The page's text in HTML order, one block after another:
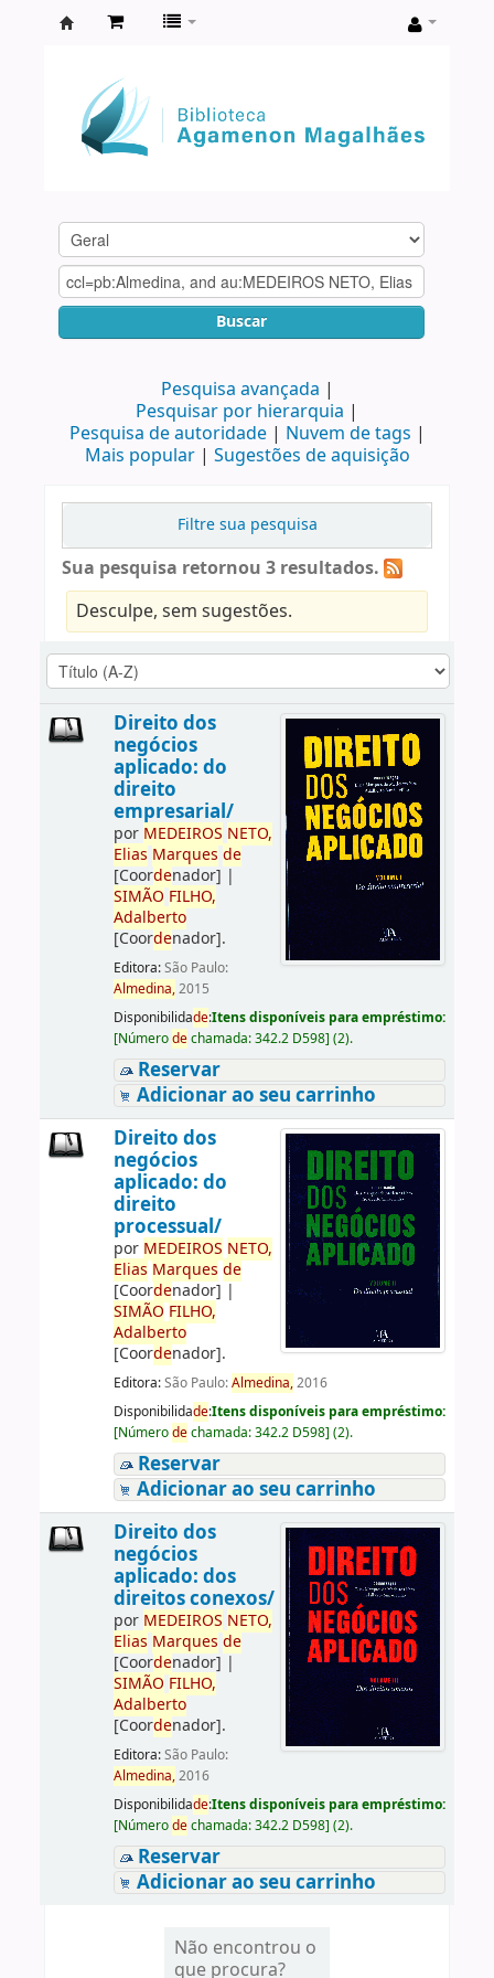
Agamenon
Magalhães
Buscar
Pesquisa avançada
Pesquisar por hierarquia
Pesquisa de autoridade
Nuvem de tags
Mais popular
Sugestões de aquisição
Filtre sua pesquisa
Sua pesquisa retornou 3 resultados.
Desculpe, sem sugestões.
Direito dos
negócios
aplicado: do
direito
empresarial/
por MEDEIROS NETO,
Elias Marques de
[Coordenador] |
SIMÃO FILHO,
Adalberto
[Coordenador].
Editora:São Paulo:
Almedina,2015
Disponibilidade:Itens disponíveis para empréstimo:
[Númerodechamada:342.2 D598] (2).
Reservar
Adicionar ao seu carrinho
Direito dos
negócios
aplicado: do
direito
processual/
por MEDEIROS NETO,
Elias Marques de
[Coordenador] |
SIMÃO FILHO,
Adalberto
[Coordenador].
Editora:São Paulo:Almedina,2016
Disponibilidade:Itens disponíveis para empréstimo:
[Númerodechamada:342.2 D598] (2).
Reservar
Adicionar ao seu carrinho
Direito dos
negócios
aplicado: dos
direitos conexos/
por MEDEIROS NETO,
Elias Marques de
[Coordenador] |
SIMÃO FILHO,
Adalberto
[Coordenador].
Editora:São Paulo:
Almedina,2016
Disponibilidade:Itens disponíveis para empréstimo:
[Númerodechamada:342.2 D598] (2).
Reservar
Adicionar ao seu carrinho
Não encontrou o
que procura?